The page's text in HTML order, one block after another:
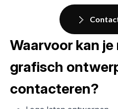
Waarvoor kan je
grafisch
contacteren?